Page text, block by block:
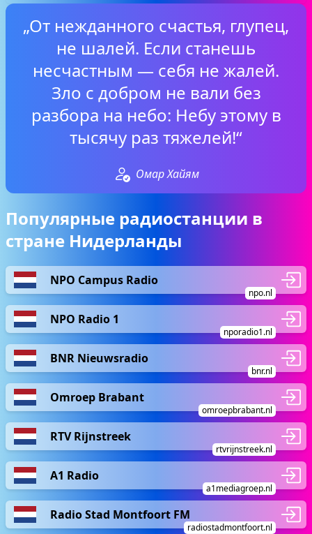
„От нежданного счастья, глупец,
не шалей. Если станешь
несчастным — себя не жалей.
Зло с добром не вали без
разбора на небо: Небу этому в
тысячу раз тяжелей!“
Омар Хайям
Популярные радиостанции в
стране Нидерланды
NPO Campus Radio
npo.nl
NPO Radio 1
nporadio1.nl
BNR Nieuwsradio
bnr.nl
Omroep Brabant
omroepbrabant.nl
RTV Rijnstreek
rtvrijnstreek.nl
A1 Radio
a1mediagroep.nl
Radio Stad Montfoort FM
radiostadmontfoort.nl